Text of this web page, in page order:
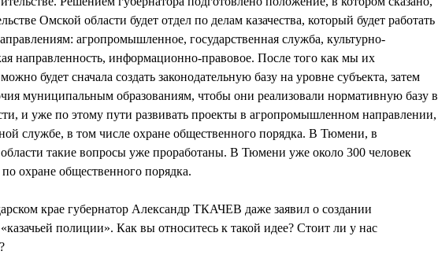
Омской области будет отдел по делам казачества, который будет работать
агропромышленное, государственная служба, культурно-
направленность, информационно-правовое. После того как мы их
будет сначала создать законодательную базу на уровне субъекта, затем
муниципальным образованиям, чтобы они реализовали нормативную базу в
и уже по этому пути развивать проекты в агропромышленном направлении,
службе, в том числе охране общественного порядка. В Тюмени, в
такие вопросы уже проработаны. В Тюмени уже около 300 человек
охране общественного порядка.
крае губернатор Александр ТКАЧЕВ даже заявил о создании
полиции». Как вы относитесь к такой идее? Стоит ли у нас